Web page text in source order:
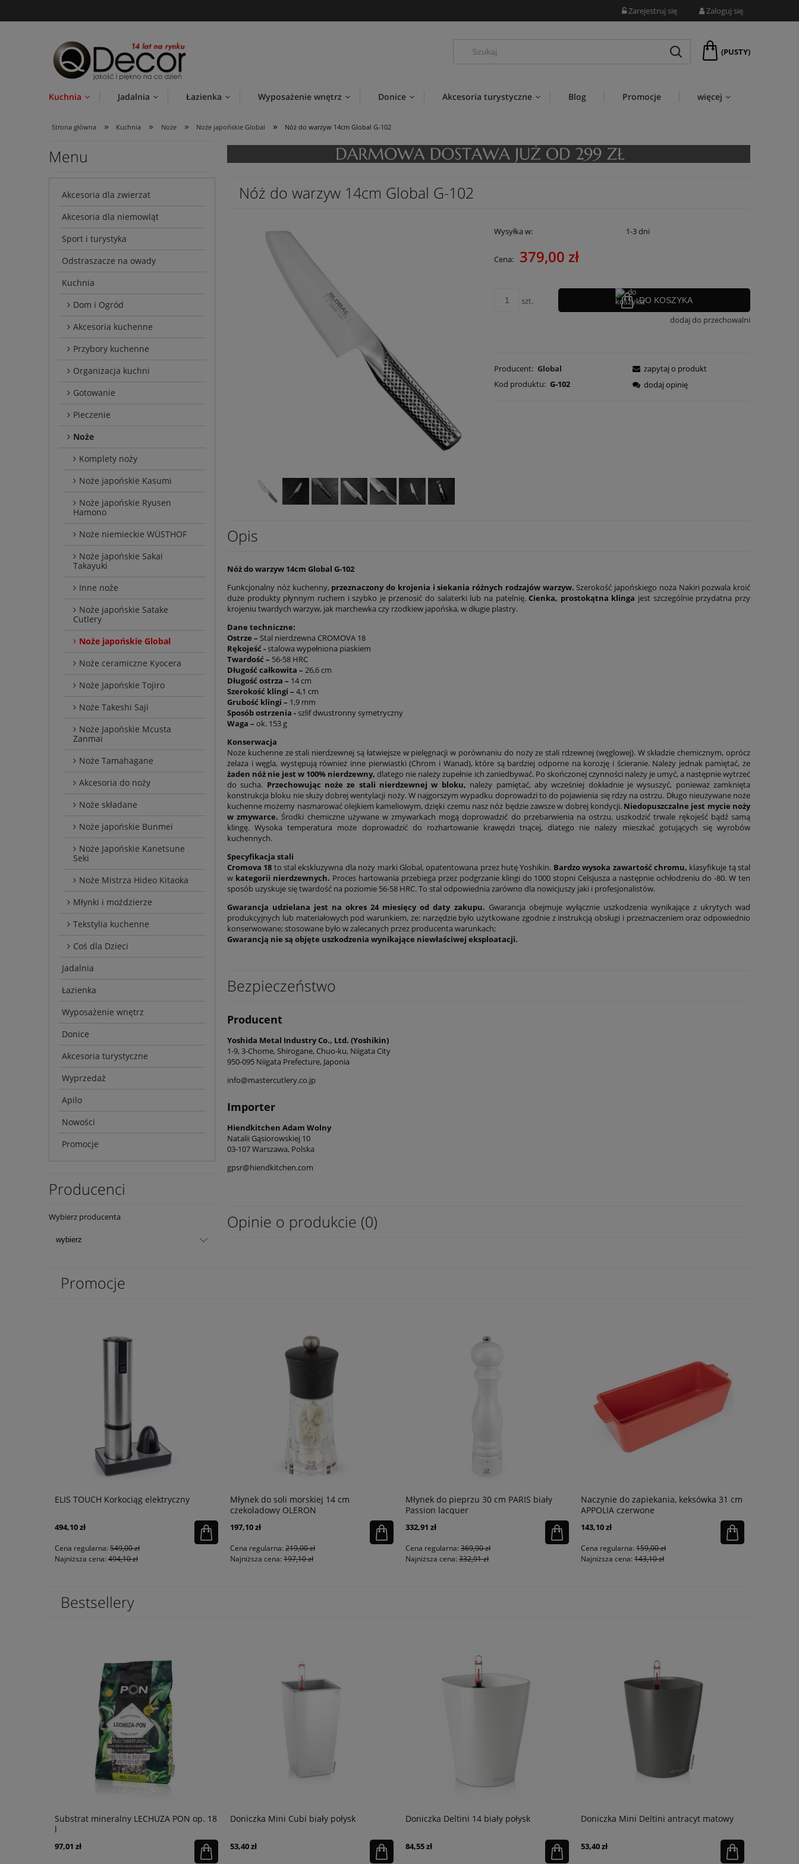
Zarejestruj się Zaloguj się
(PUSTY)
Kuchnia Jadalnia Łazienka Wyposażenie wnętrz Donice Akcesoria turystyczne Blog Promocje więcej
Strona główna » Kuchnia » Noże » Noże japońskie Global » Nóż do warzyw 14cm Global G-102
Menu
Akcesoria dla zwierzat
Akcesoria dla niemowląt
Sport i turystyka
Odstraszacze na owady
Kuchnia
Dom i Ogród
Akcesoria kuchenne
Przybory kuchenne
Organizacja kuchni
Gotowanie
Pieczenie
Noże
Komplety noży
Noże japońskie Kasumi
Noże japońskie Ryusen
Hamono
Noże niemieckie WÜSTHOF
Noże japońskie Sakai
Takayuki
Inne noże
Noże japońskie Satake
Cutlery
Noże japońskie Global
Noże ceramiczne Kyocera
Noże Japońskie Tojiro
Noże Takeshi Saji
Noże Japońskie Mcusta
Zanmai
Noże Tamahagane
Akcesoria do noży
Noże składane
Noże japońskie Bunmei
Noże Japońskie Kanetsune
Seki
Noże Mistrza Hideo Kitaoka
Młynki i moździerze
Tekstylia kuchenne
Coś dla Dzieci
Jadalnia
Łazienka
Wyposażenie wnętrz
Donice
Akcesoria turystyczne
Wyprzedaż
Apilo
Nowości
Promocje
Producenci
Wybierz producenta
Nóż do warzyw 14cm Global G-102
Wysyłka w: 1-3 dni
Cena: 379,00 zł
szt. DO KOSZYKA
dodaj do przechowalni
Producent: Global
Kod produktu: G-102
zapytaj o produkt
dodaj opinię
Opis
Nóż do warzyw 14cm Global G-102
Funkcjonalny nóż kuchenny, przeznaczony do krojenia i siekania różnych rodzajów warzyw. Szerokość japońskiego noża Nakiri pozwala kroić
duże produkty płynnym ruchem i szybko je przenosić do salaterki lub na patelnię.Cienka, prostokątna klinga jest szczególnie przydatna przy
krojeniu twardych warzyw, jak marchewka czy rzodkiew japońska, w długie plastry.
Dane techniczne:
Ostrze – Stal nierdzewna CROMOVA 18
Rękojeść -stalowa wypełniona piaskiem
Twardość – 56-58 HRC
Długość całkowita – 26,6 cm
Długość ostrza – 14 cm
Szerokość klingi – 4,1 cm
Grubość klingi – 1,9 mm
Sposób ostrzenia -szlif dwustronny symetryczny
Waga – ok. 153 g
Konserwacja
Noże kuchenne ze stali nierdzewnej są łatwiejsze w pielęgnacji w porównaniu do noży ze stali rdzewnej (węglowej). W składzie chemicznym, oprócz
żelaza i węgla, występują również inne pierwiastki (Chrom i Wanad), które są bardziej odporne na korozję i ścieranie. Należy jednak pamiętać, że
żaden nóż nie jest w 100% nierdzewny, dlatego nie należy zupełnie ich zaniedbywać. Po skończonej czynności należy je umyć, a następnie wytrzeć
do sucha. Przechowując noże ze stali nierdzewnej w bloku, należy pamiętać, aby wcześniej dokładnie je wysuszyć, ponieważ zamknięta
konstrukcja bloku nie służy dobrej wentylacji noży. W najgorszym wypadku doprowadzi to do pojawienia się rdzy na ostrzu. Długo nieużywane noże
kuchenne możemy nasmarować olejkiem kameliowym, dzięki czemu nasz nóż będzie zawsze w dobrej kondycji. Niedopuszczalne jest mycie noży
w zmywarce. Środki chemiczne używane w zmywarkach mogą doprowadzić do przebarwienia na ostrzu, uszkodzić trwale rękojeść bądź samą
klingę. Wysoka temperatura może doprowadzić do rozhartowanie krawędzi tnącej, dlatego nie należy mieszkać gotujących się wyrobów
kuchennych.
Specyfikacja stali
Cromova 18 to stal ekskluzywna dla noży marki Global, opatentowana przez hutę Yoshikin. Bardzo wysoka zawartość chromu, klasyfikuje tą stal
w kategorii nierdzewnych. Proces hartowania przebiega przez podgrzanie klingi do 1000 stopni Celsjusza a następnie ochłodzeniu do -80. W ten
sposób uzyskuje się twardość na poziomie 56-58 HRC. To stal odpowiednia zarówno dla nowicjuszy jaki i profesjonalistów.
Gwarancja udzielana jest na okres 24 miesięcy od daty zakupu. Gwarancja obejmuje wyłącznie uszkodzenia wynikające z ukrytych wad
produkcyjnych lub materiałowych pod warunkiem, że: narzędzie było użytkowane zgodnie z instrukcją obsługi i przeznaczeniem oraz odpowiednio
konserwowane; stosowane było w zalecanych przez producenta warunkach;
Gwarancją nie są objęte uszkodzenia wynikające niewłaściwej eksploatacji.
Bezpieczeństwo
Producent
Yoshida Metal Industry Co., Ltd. (Yoshikin)
1-9, 3-Chome, Shirogane, Chuo-ku, Niigata City
950-095 Niigata Prefecture, Japonia
info@mastercutlery.co.jp
Importer
Hiendkitchen Adam Wolny
Natalii Gąsiorowskiej 10
03-107 Warszawa, Polska
gpsr@hiendkitchen.com
Opinie o produkcie (0)
Promocje
ELIS TOUCH Korkociąg elektryczny
494,10 zł
Cena regularna: 549,00 zł
Najniższa cena: 494,10 zł
Młynek do soli morskiej 14 cm
czekoladowy OLERON
197,10 zł
Cena regularna: 219,00 zł
Najniższa cena: 197,10 zł
Młynek do pieprzu 30 cm PARIS biały
Passion lacquer
332,91 zł
Cena regularna: 369,90 zł
Najniższa cena: 332,91 zł
Naczynie do zapiekania, keksówka 31 cm
APPOLIA czerwone
143,10 zł
Cena regularna: 159,00 zł
Najniższa cena: 143,10 zł
Bestsellery
Substrat mineralny LECHUZA PON op. 18
l
97,01 zł
Doniczka Mini Cubi biały połysk
53,40 zł
Doniczka Deltini 14 biały połysk
84,55 zł
Doniczka Mini Deltini antracyt matowy
53,40 zł